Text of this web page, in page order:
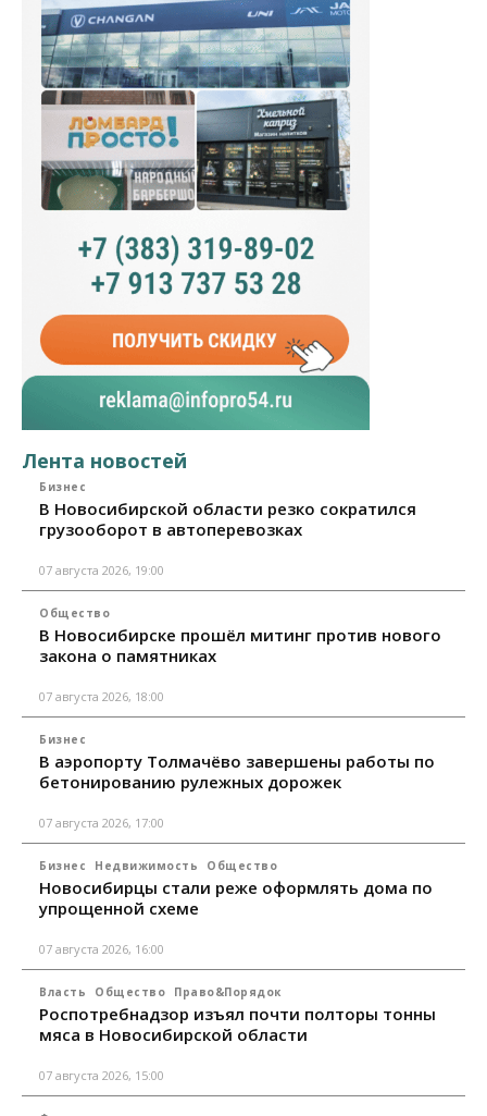
Лента новостей
Бизнес
В Новосибирской области резко сократился
грузооборот в автоперевозках
07 августа 2026, 19:00
Общество
В Новосибирске прошёл митинг против нового
закона о памятниках
07 августа 2026, 18:00
Бизнес
В аэропорту Толмачёво завершены работы по
бетонированию рулежных дорожек
07 августа 2026, 17:00
Бизнес Недвижимость Общество
Новосибирцы стали реже оформлять дома по
упрощенной схеме
07 августа 2026, 16:00
Власть Общество Право&Порядок
Роспотребнадзор изъял почти полторы тонны
мяса в Новосибирской области
07 августа 2026, 15:00